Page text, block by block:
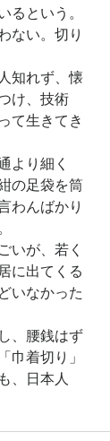
るという。
ない。切り
知れず、懐
け、技術
て生きてき
より細く
の足袋を筒
わんばかり
いが、若く
に出てくる
いなかった
、腰銭はず
巾着切り」
、日本人